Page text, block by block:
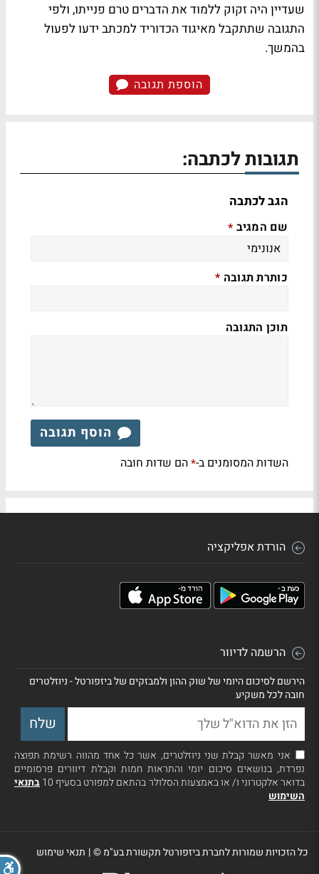
שעדיין היה זקוק ללמוד את הדברים טרם פנייתו, ולפי
התגובה שתתקבל מאיגוד הכדוריד למכתב ידעו לפעול
בהמשך.
הוספת תגובה
תגובות לכתבה:
הגב לכתבה
שם המגיב *
כותרת תגובה *
תוכן התגובה
הוסף תגובה
השדות המסומנים ב-*הם שדות חובה
הורדת אפליקציה
הרשמה לדיוור
הירשם לסיכום היומי של שוק ההון ולמבזקים של ביזפורטל - ניוזלטרים
חובה לכל משקיע
אני מאשר קבלת שני ניוזלטרים, אשר כל אחד מהווה רשימת תפוצה
נפרדת, בנושאים סיכום יומי והתראות חמות וקבלת דיוורים פרסומיים
בדואר אלקטרוני ו/ או באמצעות הסלולר בהתאם למפורט בסעיף 10
בתנאי
השימוש
כל הזכויות שמורות לחברת ביזפורטל תקשורת בע"מ ©| תנאי שימוש